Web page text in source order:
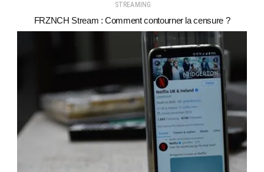
STREAMING
FRZNCH Stream : Comment contourner la censure ?